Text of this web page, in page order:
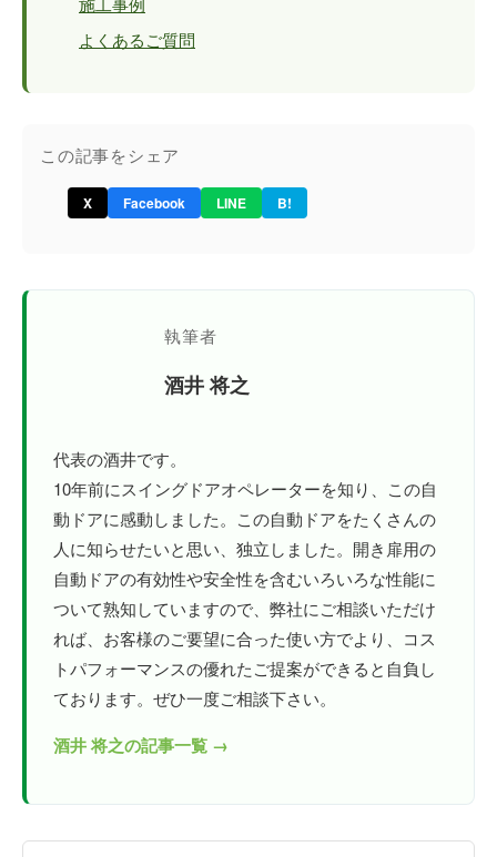
よくあるご質問
この記事をシェア
X Facebook LINE B!
執筆者
酒井 将之
代表の酒井です。
10年前にスイングドアオペレーターを知り、この自
動ドアに感動しました。この自動ドアをたくさんの
人に知らせたいと思い、独立しました。開き扉用の
自動ドアの有効性や安全性を含むいろいろな性能に
ついて熟知していますので、弊社にご相談いただけ
れば、お客様のご要望に合った使い方でより、コス
トパフォーマンスの優れたご提案ができると自負し
ております。ぜひ一度ご相談下さい。
酒井 将之の記事一覧 →